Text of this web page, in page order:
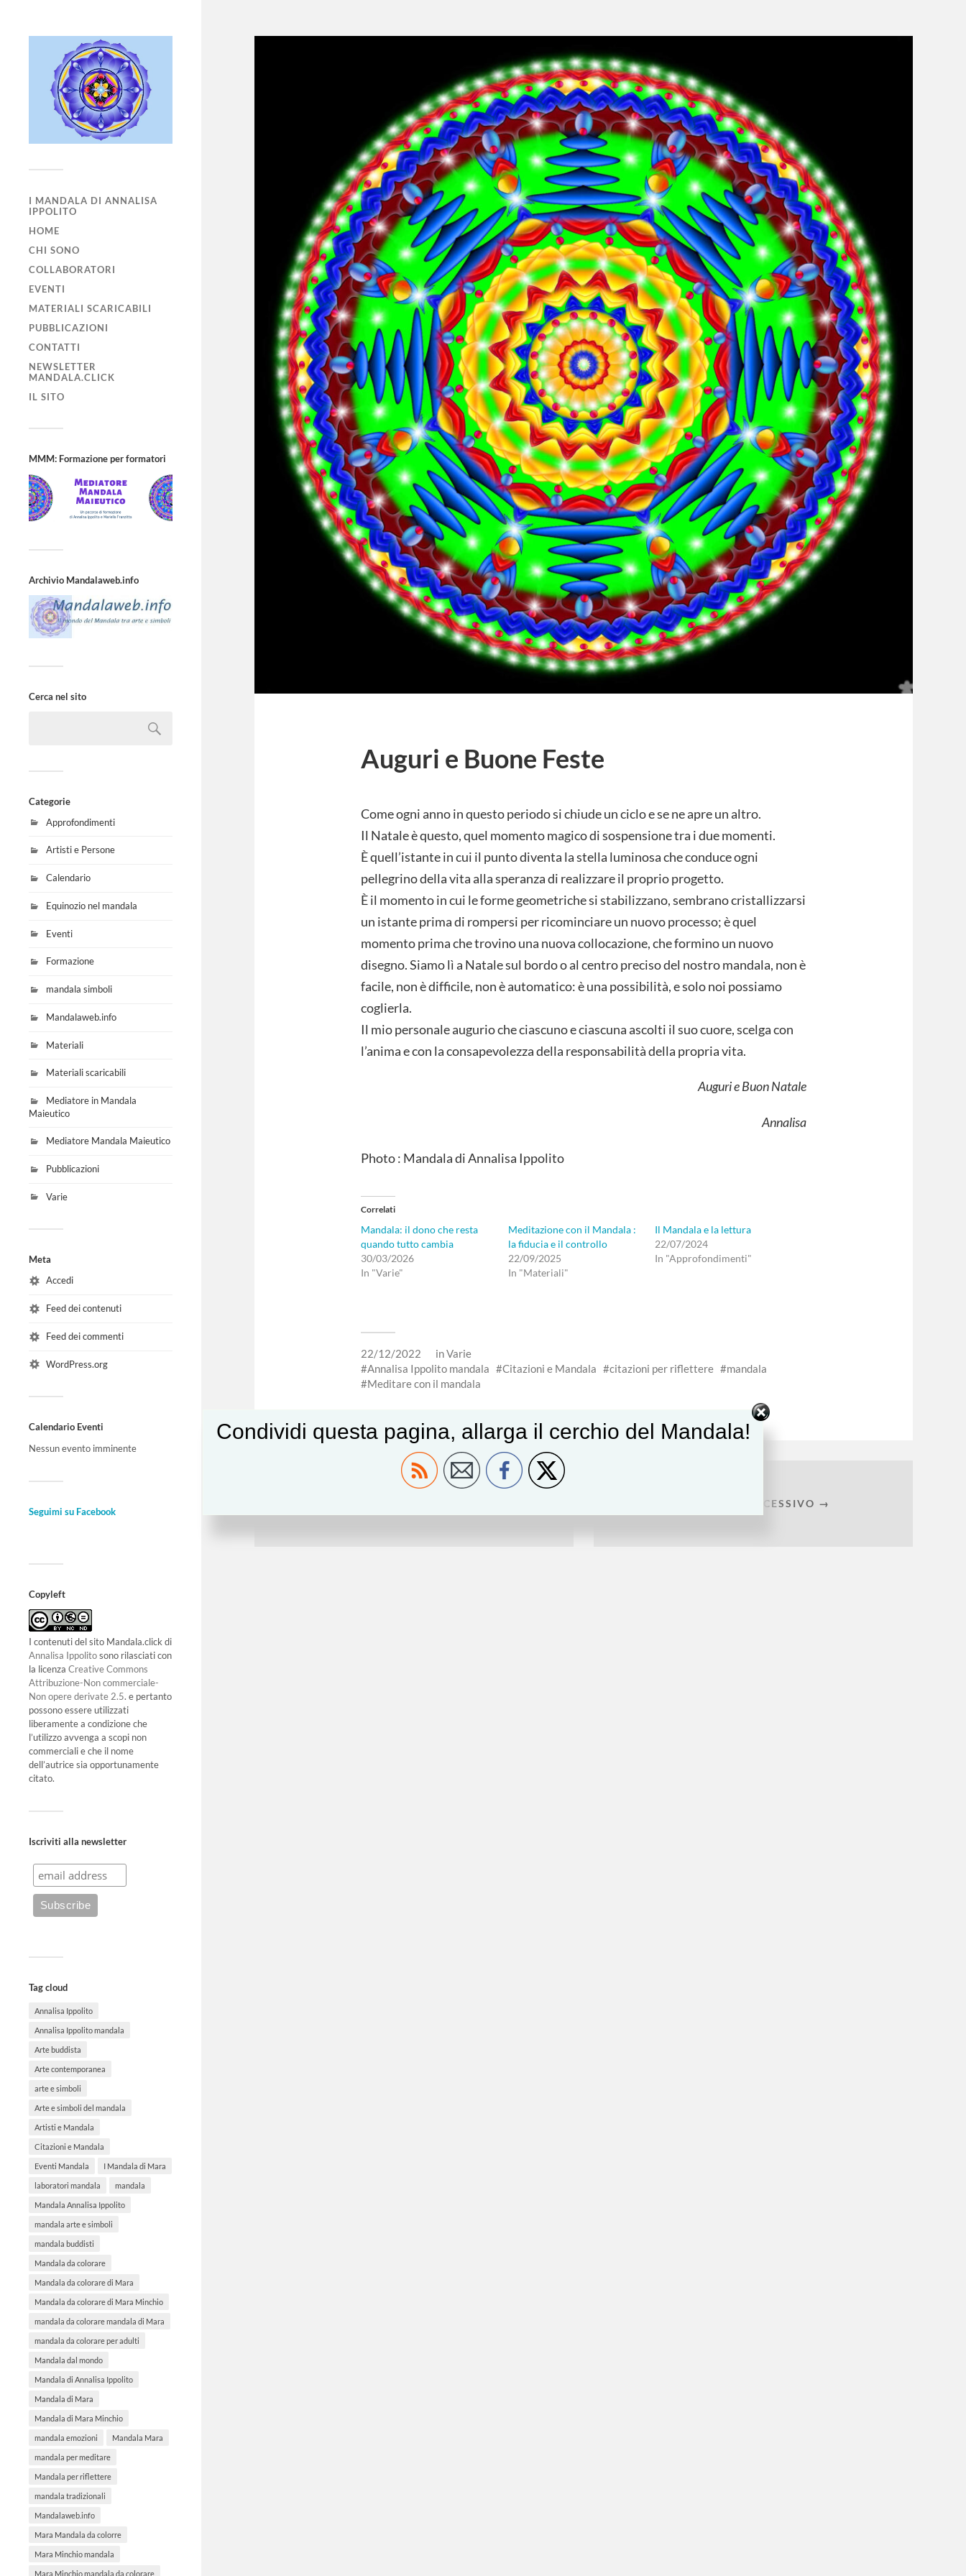
I MANDALA DI ANNALISA
IPPOLITO
HOME
CHI SONO
COLLABORATORI
EVENTI
MATERIALI SCARICABILI
PUBBLICAZIONI
CONTATTI
NEWSLETTER
MANDALA.CLICK
IL SITO
MMM: Formazione per formatori
Archivio Mandalaweb.info
Cerca nel sito
Categorie
Approfondimenti
Artisti e Persone
Calendario
Equinozio nel mandala
Eventi
Formazione
mandala simboli
Mandalaweb.info
Materiali
Materiali scaricabili
Mediatore in Mandala
Maieutico
Mediatore Mandala Maieutico
Pubblicazioni
Varie
Meta
Accedi
Feed dei contenuti
Feed dei commenti
WordPress.org
Calendario Eventi
Nessun evento imminente
Seguimi su Facebook
Copyleft
I contenuti del sito Mandala.click di
Annalisa Ippolitosono rilasciati con
la licenza Creative Commons
Attribuzione-Non commerciale-
Non opere derivate 2.5. e pertanto
possono essere utilizzati
liberamente a condizione che
l’utilizzo avvenga a scopi non
commerciali e che il nome
dell’autrice sia opportunamente
citato.
Iscriviti alla newsletter
Tag cloud
Annalisa Ippolito
Annalisa Ippolito mandala
Arte buddista
Arte contemporanea
arte e simboli
Arte e simboli del mandala
Artisti e Mandala
Citazioni e Mandala
Eventi Mandala I Mandala di Mara
laboratori mandala mandala
Mandala Annalisa Ippolito
mandala arte e simboli
mandala buddisti
Mandala da colorare
Mandala da colorare di Mara
Mandala da colorare di Mara Minchio
mandala da colorare mandala di Mara
mandala da colorare per adulti
Mandala dal mondo
Mandala di Annalisa Ippolito
Mandala di Mara
Mandala di Mara Minchio
mandala emozioni Mandala Mara
mandala per meditare
Mandala per riflettere
mandala tradizionali
Mandalaweb.info
Mara Mandala da colorre
Mara Minchio mandala
Mara Minchio mandala da colorare
Auguri e Buone Feste
Come ogni anno in questo periodo si chiude un ciclo e se ne apre un altro.
Il Natale è questo, quel momento magico di sospensione tra i due momenti.
È quell’istante in cui il punto diventa la stella luminosa che conduce ogni
pellegrino della vita alla speranza di realizzare il proprio progetto.
È il momento in cui le forme geometriche si stabilizzano, sembrano cristallizzarsi
un istante prima di rompersi per ricominciare un nuovo processo; è quel
momento prima che trovino una nuova collocazione, che formino un nuovo
disegno. Siamo lì a Natale sul bordo o al centro preciso del nostro mandala, non è
facile, non è difficile, non è automatico: è una possibilità, e solo noi possiamo
coglierla.
Il mio personale augurio che ciascuno e ciascuna ascolti il suo cuore, scelga con
l’anima e con la consapevolezza della responsabilità della propria vita.
Auguri e Buon Natale
Annalisa
Photo : Mandala di Annalisa Ippolito
Correlati
Mandala: il dono che resta
quando tutto cambia
30/03/2026
In "Varie"
Meditazione con il Mandala :
la fiducia e il controllo
22/09/2025
In "Materiali"
Il Mandala e la lettura
22/07/2024
In "Approfondimenti"
22/12/2022 inVarie
Annalisa Ippolito mandala
Citazioni e Mandala citazioni per riflettere
mandala
Meditare con il mandala
ARTICOLO SUCCESSIVO →
Condividi questa pagina, allarga il cerchio del Mandala!